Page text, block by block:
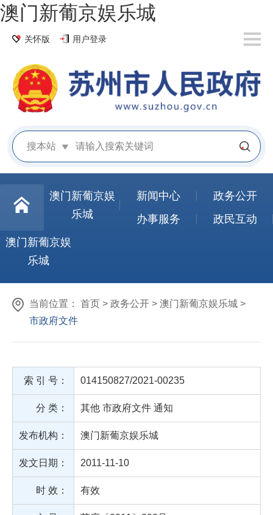
澳门新葡京娱乐城
关怀版 用户登录
搜本站
澳门新葡京娱
乐城
新闻中心
政务公开
办事服务
政民互动
澳门新葡京娱
乐城
当前位置： 首页 > 政务公开 > 澳门新葡京娱乐城 >
市政府文件
索 引 号： 014150827/2021-00235
分 类： 其他 市政府文件 通知
发布机构： 澳门新葡京娱乐城
发文日期： 2011-11-10
时 效： 有效